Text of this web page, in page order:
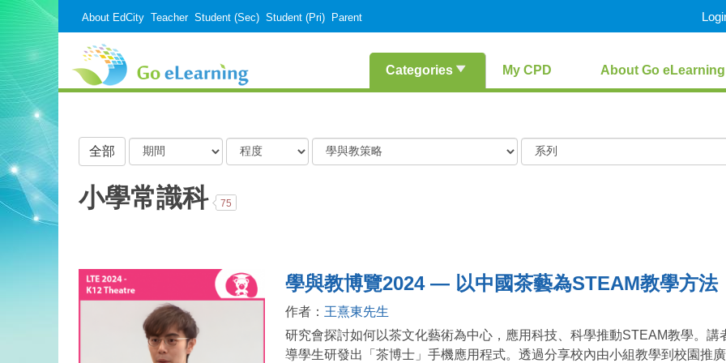
About EdCity Teacher Student (Sec) Student (Pri) Parent
Categories My CPD About Go eLearning
全部
間
度
與
小學常識科 75
學與教博覽2024 — 以中國茶藝為STEAM教學方法
作者： 王熹東先生
研究會探討如何以茶文化藝術為中心，應用科技、科學推動STEAM教學。
導學生研發出「茶博士」手機應用程式。透過分享校內由小組教學到校園推